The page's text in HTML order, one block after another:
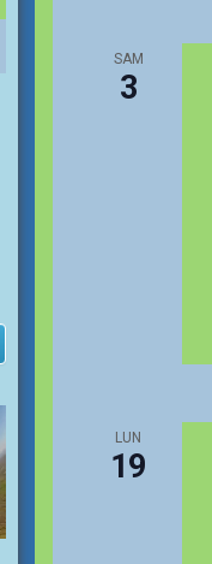
SAM
3
LUN
19